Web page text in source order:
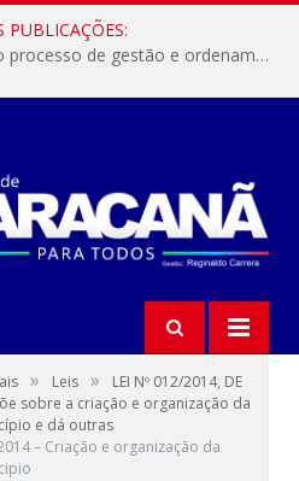
PUBLICAÇÕES:
Resex Maracanã avança no processo de gestão e ordenamento do turismo em nossas áreas protegidas.
» Leis »
LEI Nº 012/2014, DE
sobre a criação e organização da
e dá outras
– Criação e organização da